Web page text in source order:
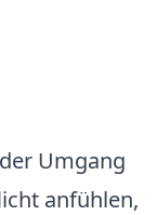
Umgang
anfühlen,